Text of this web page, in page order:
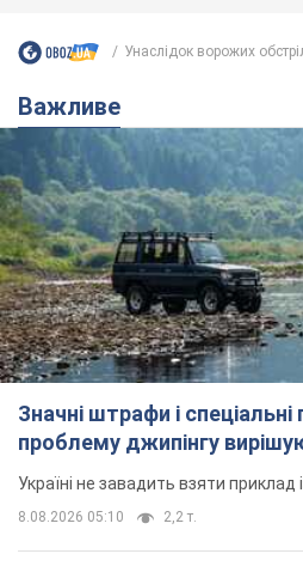
Унаслідок ворожих
Важливе
Значні штрафи і спеціальні
проблему джипінгу
Україні не завадить взяти приклад
8.08.2026 05:10 2,2 т.